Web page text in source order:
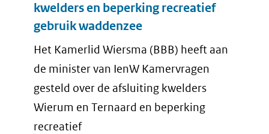
kwelders en beperking recreatief
gebruik waddenzee
Het Kamerlid Wiersma (BBB) heeft aan
de minister van IenW Kamervragen
gesteld over de afsluiting kwelders
Wierum en Ternaard en beperking
recreatief